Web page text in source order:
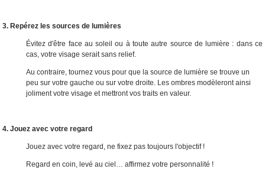
3. Repérez les sources de lumières
Évitez d'être face au soleil ou à toute autre source de lumière : dans ce
cas, votre visage serait sans relief.
Au contraire, tournez vous pour que la source de lumière se trouve un
peu sur votre gauche ou sur votre droite. Les ombres modèleront ainsi
joliment votre visage et mettront vos traits en valeur.
4. Jouez avec votre regard
Jouez avec votre regard, ne fixez pas toujours l'objectif !
Regard en coin, levé au ciel… affirmez votre personnalité !